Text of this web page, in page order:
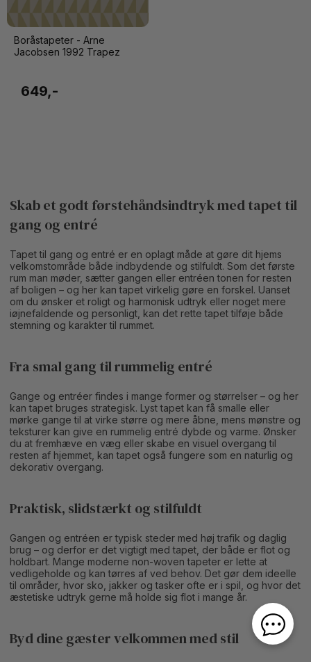
Boråstapeter - Arne
Jacobsen 1992 Trapez
649,-
Skab et godt førstehåndsindtryk med tapet til
gang og entré
Tapet til gang og entré er en oplagt måde at gøre dit hjems
velkomstområde både indbydende og stilfuldt. Som det første
rum man møder, sætter gangen eller entréen tonen for resten
af boligen – og her kan tapet virkelig gøre en forskel. Uanset
om du ønsker et roligt og harmonisk udtryk eller noget mere
iøjnefaldende og personligt, kan det rette tapet tilføje både
stemning og karakter til rummet.
Fra smal gang til rummelig entré
Gange og entréer findes i mange former og størrelser – og her
kan tapet bruges strategisk. Lyst tapet kan få smalle eller
mørke gange til at virke større og mere åbne, mens mønstre og
teksturer kan give en rummelig entré dybde og varme. Ønsker
du at fremhæve en væg eller skabe en visuel overgang til
resten af hjemmet, kan tapet også fungere som en naturlig og
dekorativ overgang.
Praktisk, slidstærkt og stilfuldt
Gangen og entréen er typisk steder med høj trafik og daglig
brug – og derfor er det vigtigt med tapet, der både er flot og
holdbart. Mange moderne non-woven tapeter er lette at
vedligeholde og kan tørres af ved behov. Det gør dem ideelle
til områder, hvor sko, jakker og tasker ofte er i spil, og hvor det
æstetiske udtryk gerne må holde sig flot i mange år.
Byd dine gæster velkommen med stil